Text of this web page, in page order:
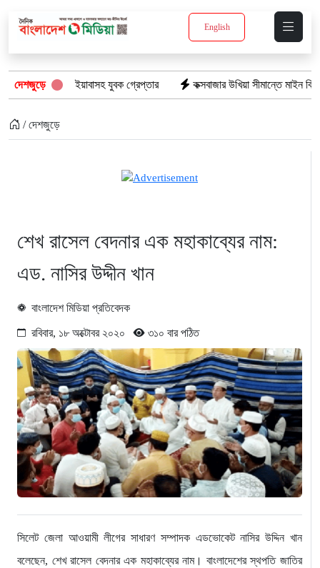
English
দেশজুড়ে
পিস ইয়াবাসহ যুবক গ্রেপ্তার কক্সবাজার উখিয়া সীমান্তে মাইন বিস্ফোরণে
/ দেশজুড়ে
শেখ রাসেল বেদনার এক মহাকাব্যের নাম:
এড. নাসির উদ্দীন খান
বাংলাদেশ মিডিয়া প্রতিবেদক
রবিবার, ১৮ অক্টোবর ২০২০ ৩১০ বার পঠিত
সিলেট জেলা আওয়ামী লীগের সাধারণ সম্পাদক এডভোকেট নাসির উদ্দিন খান
বলেছেন, শেখ রাসেল বেদনার এক মহাকাব্যের নাম। বাংলাদেশের স্থপতি জাতির